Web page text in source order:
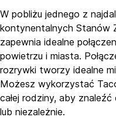
W pobliżu jednego z
kontynentalnych Stanów
zapewnia idealne
powietrzu i miasta.
rozrywki tworzy idealne
Możesz wykorzystać
całej rodziny, aby
lub niezależnie.